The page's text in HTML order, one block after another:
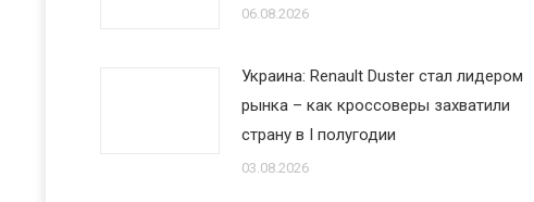
06.08.2026
Украина: Renault Duster стал лидером
рынка – как кроссоверы захватили
страну в I полугодии
03.08.2026